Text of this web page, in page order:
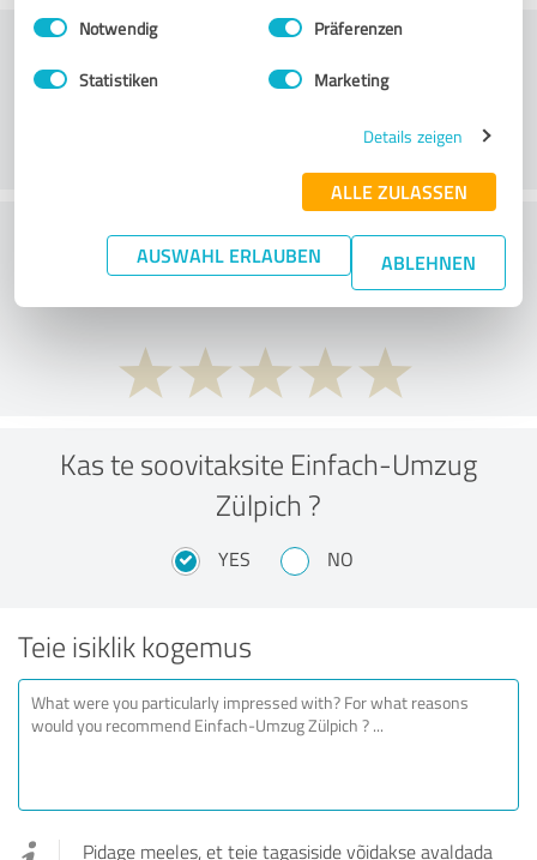
Impressum Datenschutzbestimmungen
Einwilligungsauswahl
Notwendig Präferenzen
Statistiken Marketing
Details zeigen
ALLE ZULASSEN
AUSWAHL ERLAUBEN ABLEHNEN
Klienditeenindus
What do you think of the price to
performance ratio?
Kas te soovitaksite Einfach-Umzug
Zülpich ?
YES NO
Teie isiklik kogemus
Pidage meeles, et teie tagasiside võidakse avaldada